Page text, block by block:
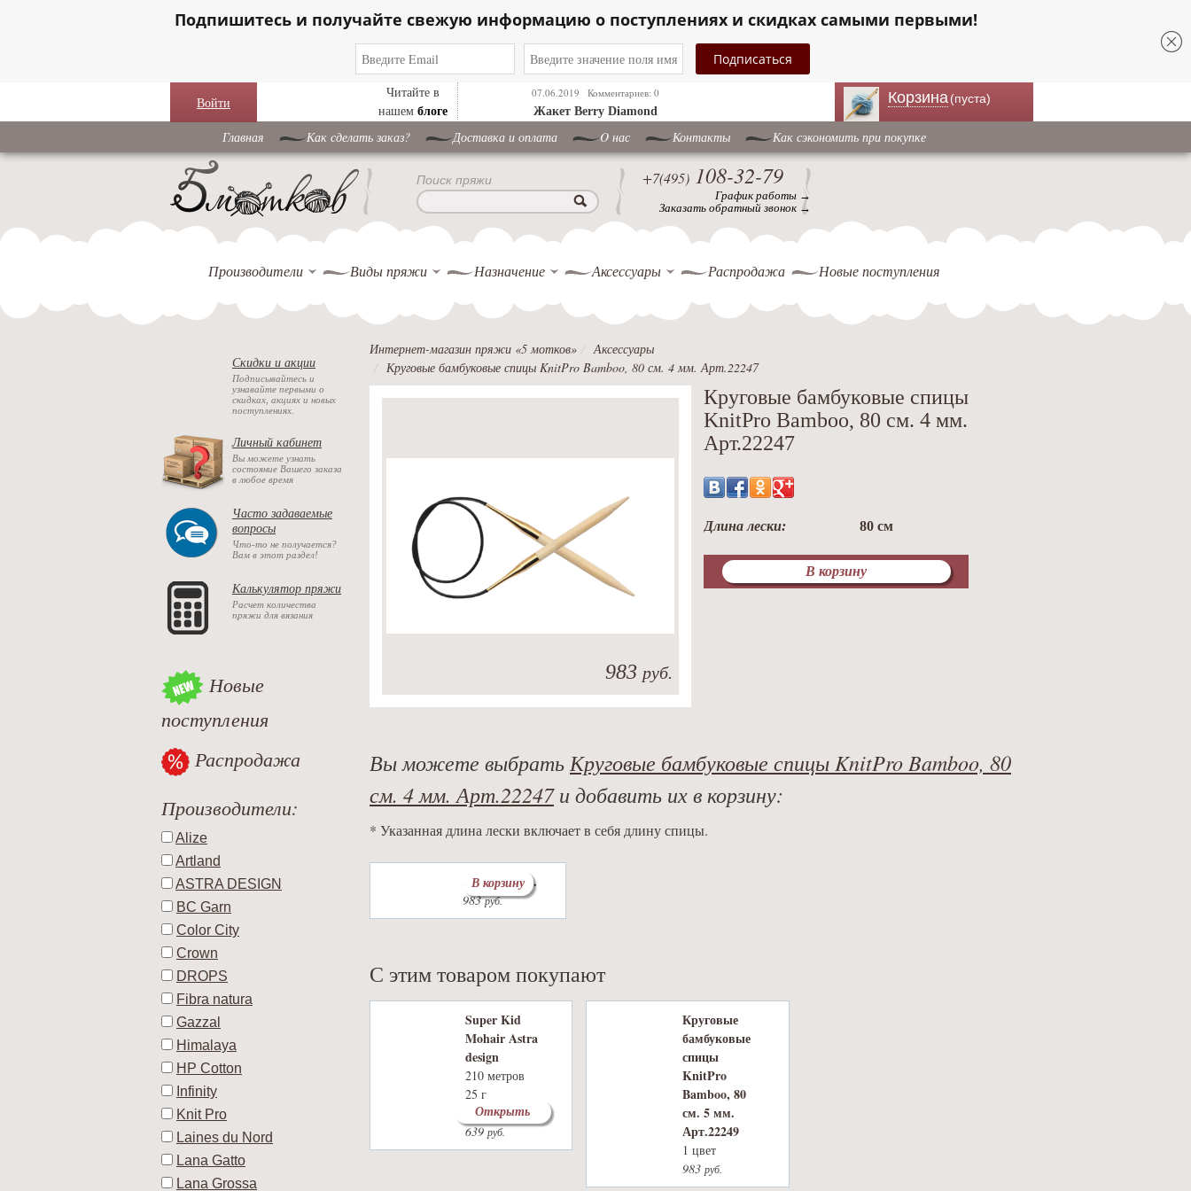
Подпишитесь и получайте свежую информацию о поступлениях и скидках самыми первыми!
Войти
Читайте в
нашем блоге
07.06.2019
Комментариев: 0
Жакет Berry Diamond
Корзина(пуста)
Главная Как сделать заказ? Доставка и оплата O нас Контакты Как сэкономить при покупке
Поиск пряжи +7(495) 108-32-79
График работы →
Заказать обратный звонок →
Производители Виды пряжи Назначение Аксессуары Распродажа Новые поступления
Скидки и акции
Подписывайтесь и
узнавайте первыми о
скидках, акциях и новых
поступлениях.
Личный кабинет
Вы можете узнать
состояние Вашего заказа
в любое время
Часто задаваемые
вопросы
Что-то не получается?
Вам в этот раздел!
Калькулятор пряжи
Расчет количества
пряжи для вязания
Новые
поступления
Распродажа
Производители:
Alize
Artland
ASTRA DESIGN
BC Garn
Color City
Crown
DROPS
Fibra natura
Gazzal
Himalaya
HP Cotton
Infinity
Knit Pro
Laines du Nord
Lana Gatto
Lana Grossa
Интернет-магазин пряжи «5 мотков»
Аксессуары
Круговые бамбуковые спицы KnitPro Bamboo, 80 см. 4 мм. Арт.22247
983 руб.
Круговые бамбуковые спицы
KnitPro Bamboo, 80 см. 4 мм.
Арт.22247
Длина лески: 80 см
В корзину
Вы можете выбрать Круговые бамбуковые спицы KnitPro Bamboo, 80
см. 4 мм. Арт.22247и добавить их в корзину:
* Указанная длина лески включает в себя длину спицы.
Леска: 80 см.
983руб.
В корзину
С этим товаром покупают
Super Kid
Mohair Astra
design
210 метров
25 г
7 цветов
639руб.
Открыть
Круговые
бамбуковые
спицы
KnitPro
Bamboo, 80
см. 5 мм.
Арт.22249
1 цвет
983 руб.